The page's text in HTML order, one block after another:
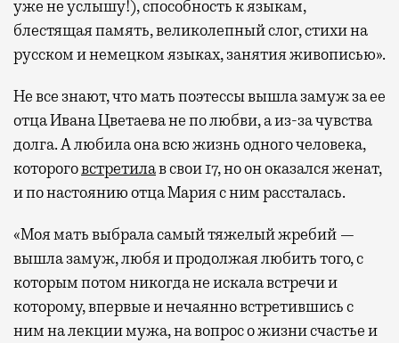
уже не услышу!), способность к языкам,
блестящая память, великолепный слог, стихи на
русском и немецком языках, занятия живописью».
Не все знают, что мать поэтессы вышла замуж за ее
отца Ивана Цветаева не по любви, а из-за чувства
долга. А любила она всю жизнь одного человека,
котороговстретилав свои 17, но он оказался женат,
и по настоянию отца Мария с ним рассталась.
«Моя мать выбрала самый тяжелый жребий —
вышла замуж, любя и продолжая любить того, с
которым потом никогда не искала встречи и
которому, впервые и нечаянно встретившись с
ним на лекции мужа, на вопрос о жизни счастье и